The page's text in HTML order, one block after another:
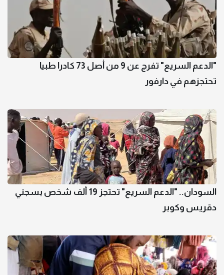
"الدعم السريع" تفرج عن 9 من أصل 73 كادرا طبيا
تحتجزهم في دارفور
السودان.. "الدعم السريع" تحتجز 19 ألف شخص بسجني
دقريس وكوبر